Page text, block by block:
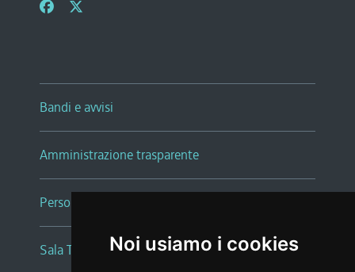
Noi usiamo i cookies
Bandi e avvisi
Amministrazione trasparente
Persone e Uffici
Sala Tiziano Tessitori